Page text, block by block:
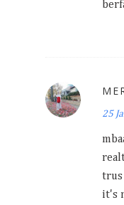
25
trus
it's